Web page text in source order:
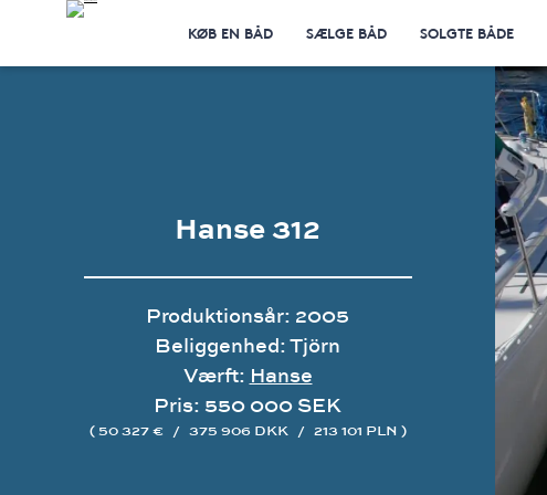
KØB EN BÅD SÆLGE BÅD SOLGTE BÅDE
Hanse 312
Produktionsår: 2005
Beliggenhed: Tjörn
Værft: Hanse
Pris: 550 000 SEK
( 50 327 € / 375 906 DKK / 213 101 PLN )